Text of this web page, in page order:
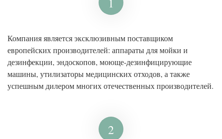
Компания является эксклюзивным поставщиком
европейских производителей: аппараты для мойки и
дезинфекции, эндоскопов, моюще-дезинфицирующие
машины, утилизаторы медицинских отходов, а также
успешным дилером многих отечественных производителей.
2